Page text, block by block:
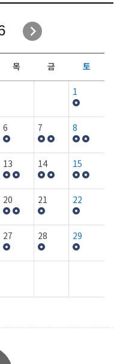
목 금 토
1
6 7 8
13 14 15
20 21 22
27 28 29